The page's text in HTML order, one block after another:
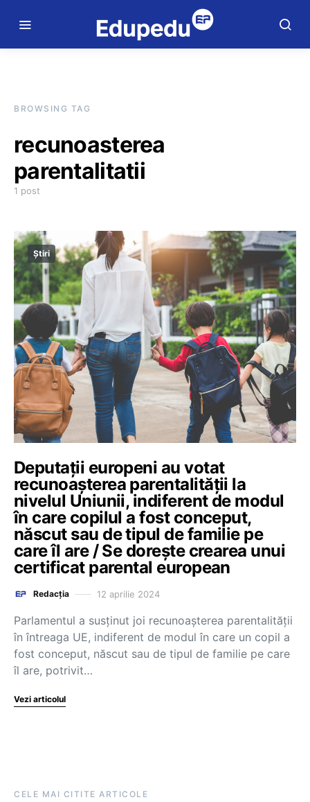
BROWSING TAG
recunoasterea
parentalitatii
1 post
Știri
Deputații europeni au votat
recunoașterea parentalității la
nivelul Uniunii, indiferent de modul
în care copilul a fost conceput,
născut sau de tipul de familie pe
care îl are / Se dorește crearea unui
certificat parental european
Redacția 12 aprilie 2024
Parlamentul a susținut joi recunoașterea parentalității
în întreaga UE, indiferent de modul în care un copil a
fost conceput, născut sau de tipul de familie pe care
îl are, potrivit…
Vezi articolul
CELE MAI CITITE ARTICOLE